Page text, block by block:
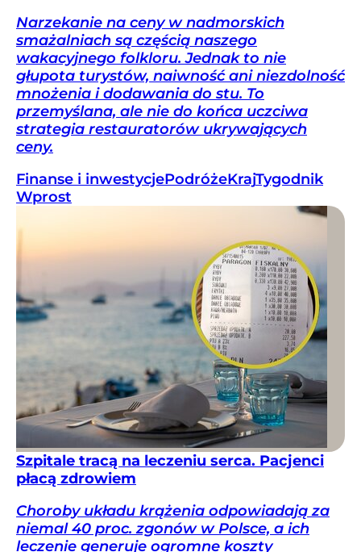
Narzekanie na ceny w nadmorskich
smażalniach są częścią naszego
wakacyjnego folkloru. Jednak to nie
głupota turystów, naiwność ani niezdolność
mnożenia i dodawania do stu. To
przemyślana, ale nie do końca uczciwa
strategia restauratorów ukrywających
ceny.
Finanse i inwestycjePodróżeKrajTygodnik
Wprost
Szpitale tracą na leczeniu serca. Pacjenci
płacą zdrowiem
Choroby układu krążenia odpowiadają za
niemal 40 proc. zgonów w Polsce, a ich
leczenie generuje ogromne koszty